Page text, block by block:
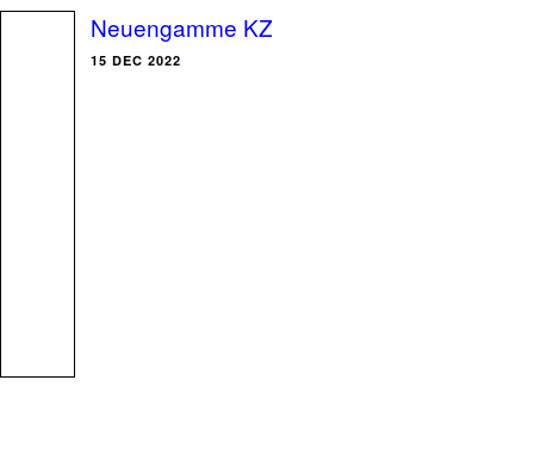
Neuengamme KZ
15 DEC 2022